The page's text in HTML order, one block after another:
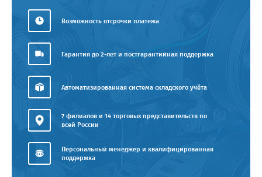
Возможность отсрочки платежа
Гарантия до 2-лет и постгарантийная поддержка
Автоматизированная система складского учёта
7 филиалов и 14 торговых представительств по
всей России
Персональный менеджер и квалифицированная
поддержка